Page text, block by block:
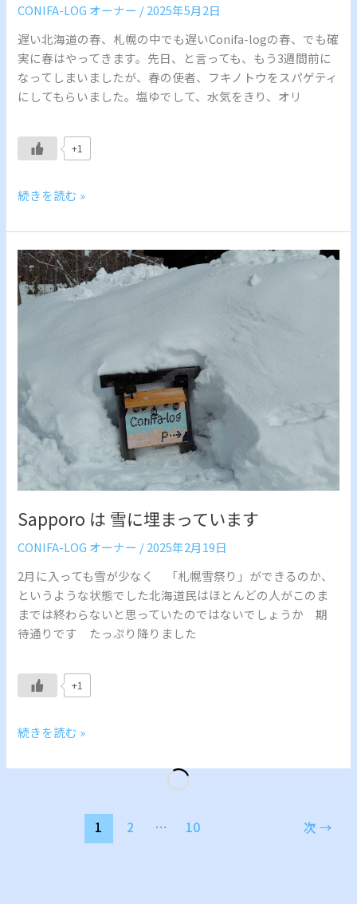
CONIFA-LOG オーナー /2025年5月2日
遅い北海道の春、札幌の中でも遅いConifa-logの春、でも確
実に春はやってきます。先日、と言っても、もう3週間前に
なってしまいましたが、春の使者、フキノトウをスパゲティ
にしてもらいました。塩ゆでして、水気をきり、オリ
+1
続きを読む »
Sapporo は 雪に埋まっています
CONIFA-LOG オーナー /2025年2月19日
2月に入っても雪が少なく 「札幌雪祭り」ができるのか、
というような状態でした北海道民はほとんどの人がこのま
までは終わらないと思っていたのではないでしょうか 期
待通りです たっぷり降りました
+1
Sapporo
は
雪
て
い
ま
す
続きを読む »
1 2 … 10 次 →